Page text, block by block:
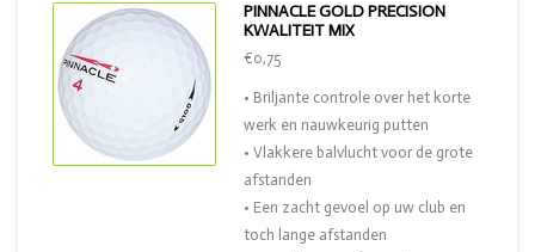
PINNACLE GOLD PRECISION
KWALITEIT MIX
€0,75
• Briljante controle over het korte
werk en nauwkeurig putten
• Vlakkere balvlucht voor de grote
afstanden
• Een zacht gevoel op uw club en
toch lange afstanden